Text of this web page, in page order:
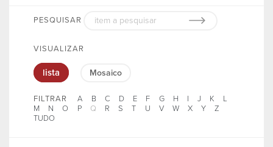
PESQUISAR
VISUALIZAR
lista Mosaico
FILTRAR A B C D E F G H I J K
L
M
N O P Q R S T U V W X Y
Z
TUDO